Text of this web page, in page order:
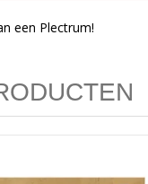
een Plectrum!